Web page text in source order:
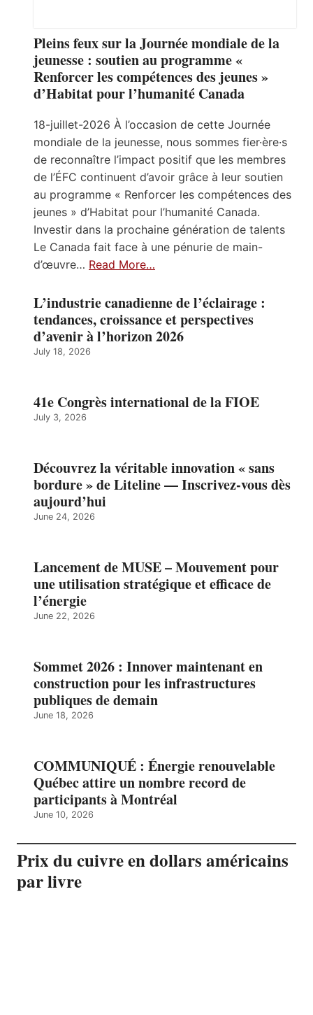
Pleins feux sur la Journée mondiale de la
jeunesse : soutien au programme «
Renforcer les compétences des jeunes »
d’Habitat pour l’humanité Canada
18-juillet-2026 À l’occasion de cette Journée
mondiale de la jeunesse, nous sommes fier·ère·s
de reconnaître l’impact positif que les membres
de l’ÉFC continuent d’avoir grâce à leur soutien
au programme « Renforcer les compétences des
jeunes » d’Habitat pour l’humanité Canada.
Investir dans la prochaine génération de talents
Le Canada fait face à une pénurie de main-
d’œuvre… Read More…
L’industrie canadienne de l’éclairage :
tendances, croissance et perspectives
d’avenir à l’horizon 2026
July 18, 2026
41e Congrès international de la FIOE
July 3, 2026
Découvrez la véritable innovation « sans
bordure » de Liteline — Inscrivez-vous dès
aujourd’hui
June 24, 2026
Lancement de MUSE – Mouvement pour
une utilisation stratégique et efficace de
l’énergie
June 22, 2026
Sommet 2026 : Innover maintenant en
construction pour les infrastructures
publiques de demain
June 18, 2026
COMMUNIQUÉ : Énergie renouvelable
Québec attire un nombre record de
participants à Montréal
June 10, 2026
Prix du cuivre en dollars américains
par livre